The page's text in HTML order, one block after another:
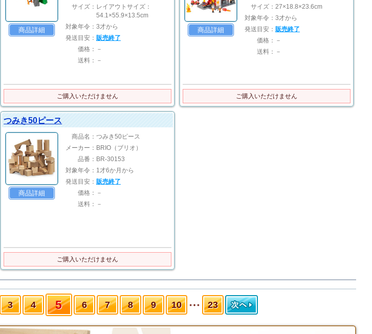
商品詳細
サイズ： レイアウトサイズ：
54.1×55.9×13.5cm
対象年令： 3才から
発送目安： 販売終了
価格： －
送料： －
ご購入いただけません
商品詳細
サイズ： 27×18.8×23.6cm
対象年令： 3才から
発送目安： 販売終了
価格： －
送料： －
ご購入いただけません
つみき50ピース
商品詳細
商品名： つみき50ピース
メーカー： BRIO（ブリオ）
品番： BR-30153
対象年令： 1才6か月から
発送目安： 販売終了
価格： －
送料： －
ご購入いただけません
3 4 5 6 7 8 9 10 23